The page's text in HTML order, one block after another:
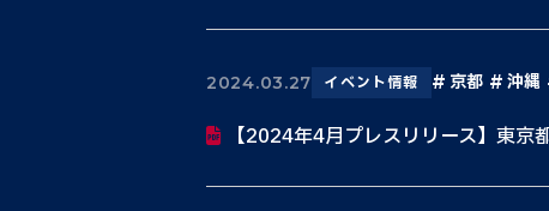
2024.03.27 イベント情報 京都 沖縄
【2024年4月プレスリリース】東京